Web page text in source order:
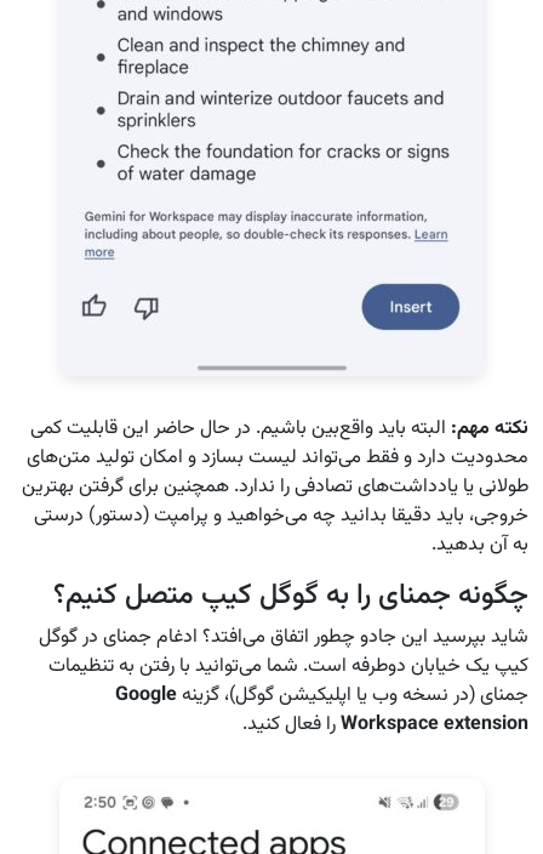
نکته مهم: البته باید واقع‌بین باشیم. در حال حاضر این قابلیت کمی
محدودیت دارد و فقط می‌تواند لیست بسازد و امکان تولید متن‌های
طولانی یا یادداشت‌های تصادفی را ندارد. همچنین برای گرفتن بهترین
خروجی، باید دقیقا بدانید چه می‌خواهید و پرامپت (دستور) درستی
به آن بدهید.
چگونه جمنای را به گوگل کیپ متصل کنیم؟
شاید بپرسید این جادو چطور اتفاق می‌افتد؟ ادغام جمنای در گوگل
کیپ یک خیابان دوطرفه است. شما می‌توانید با رفتن به تنظیمات
جمنای (در نسخه وب یا اپلیکیشن گوگل)، گزینهGoogle
Workspace extensionرا فعال کنید.